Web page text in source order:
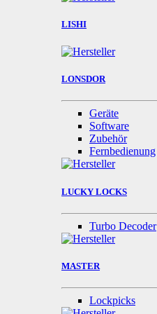
LISHI
LONSDOR
Geräte
Software
Zubehör
Fernbedienung
LUCKY LOCKS
Turbo Decoder
MASTER
Lockpicks